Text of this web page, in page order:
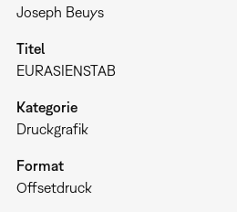
Joseph Beuys
Titel
EURASIENSTAB
Kategorie
Druckgrafik
Format
Offsetdruck